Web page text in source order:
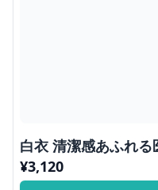
白衣 清潔感あふれる
¥3,120